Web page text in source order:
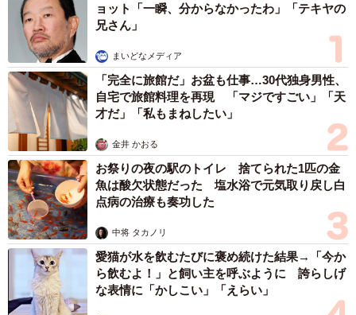
ョット「一瞬、分からなかったわ」「テキヤの
兄さん」
まいどなメディア
「完全に旅館だ」お盆も仕事…30代独身男性、
自宅で旅館料理を再現 「マジですごい」「天
才だ」「私もまねしたい」
金井 かおる
お祭りの夜の駅のトイレ 捨てられた1匹の金
魚は酸欠状態だった 塩水浴で元気取り戻し白
点病の治療も奏功した
中将 タカノリ
愛猫が水を飲むたびに褒め続けた結果→「今か
ら飲むよ！」と飼い主を呼ぶように 誇らしげ
な表情に「かしこい」「えらい」